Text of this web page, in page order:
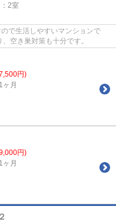
2室
で生活しやすいマンションで
空き巣対策も十分です。
円)
ヶ月
円)
ヶ月